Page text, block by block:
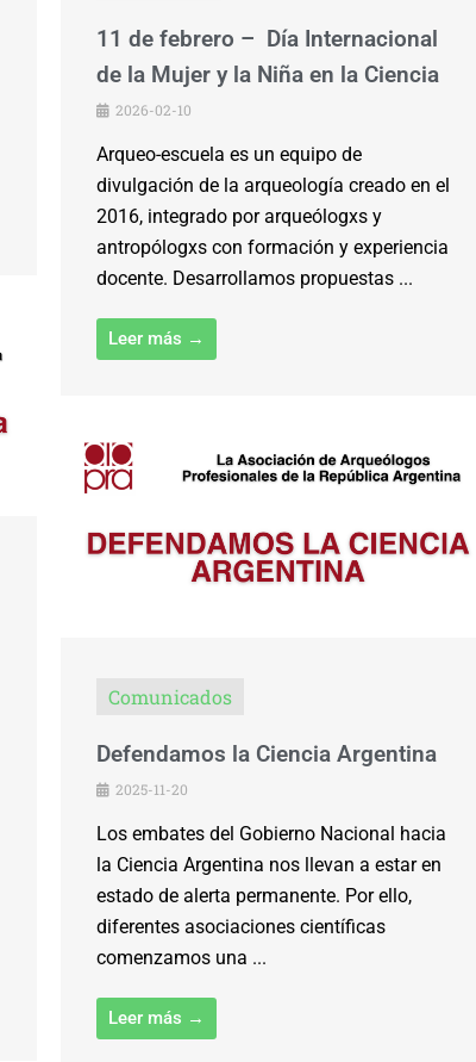
11 de febrero – Día Internacional
de la Mujer y la Niña en la Ciencia
2026-02-10
Arqueo-escuela es un equipo de
divulgación de la arqueología creado en el
2016, integrado por arqueólogxs y
antropólogxs con formación y experiencia
docente. Desarrollamos propuestas ...
Leer más →
Comunicados
Defendamos la Ciencia Argentina
2025-11-20
Los embates del Gobierno Nacional hacia
la Ciencia Argentina nos llevan a estar en
estado de alerta permanente. Por ello,
diferentes asociaciones científicas
comenzamos una ...
Leer más →